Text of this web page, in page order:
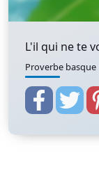
L'il qui ne te
Proverbe basque